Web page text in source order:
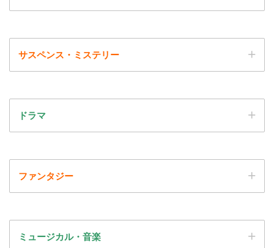
サスペンス・ミステリー
ドラマ
ファンタジー
ミュージカル・音楽